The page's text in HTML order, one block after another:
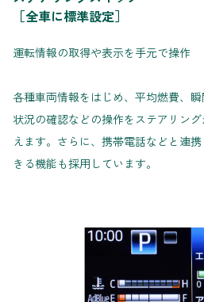
［全車に標準設定］
運転情報の取得や表示を手元で操作
各種車両情報をはじめ、平均燃費、
状況の確認などの操作をステアリン
えます。さらに、携帯電話などと連
きる機能も採用しています。